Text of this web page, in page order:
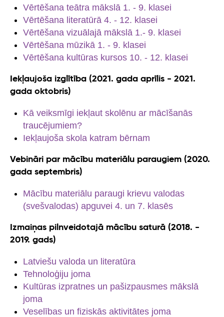
Vērtēšana teātra mākslā 1. - 9. klasei
Vērtēšana literatūrā 4. - 12. klasei
Vērtēšana vizuālajā mākslā 1.- 9. klasei
Vērtēšana mūzikā 1. - 9. klasei
Vērtēšana kultūras kursos 10. - 12. klasei
Iekļaujoša izglītība (2021. gada aprīlis - 2021.
gada oktobris)
Kā veiksmīgi iekļaut skolēnu ar mācīšanās
traucējumiem?
Iekļaujoša skola katram bērnam
Vebināri par mācību materiālu paraugiem (2020.
gada septembris)
Mācību materiālu paraugi krievu valodas
(svešvalodas) apguvei 4. un 7. klasēs
Izmaiņas pilnveidotajā mācību saturā (2018. -
2019. gads)
Latviešu valoda un literatūra
Tehnoloģiju joma
Kultūras izpratnes un pašizpausmes mākslā
joma
Veselības un fiziskās aktivitātes joma